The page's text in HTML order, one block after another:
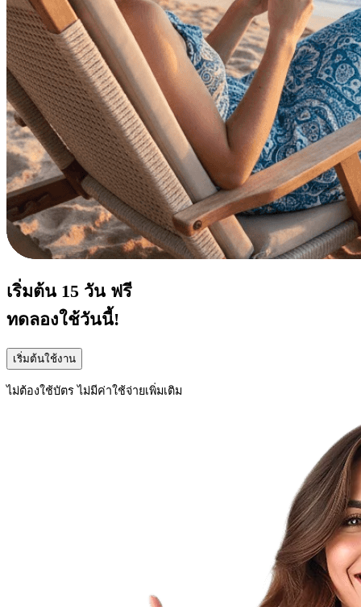
เริ่มต้น 15 วัน ฟรี
ทดลองใช้วันนี้!
เริ่มต้นใช้งาน
ไม่ต้องใช้บัตร ไม่มีค่าใช้จ่ายเพิ่มเติม